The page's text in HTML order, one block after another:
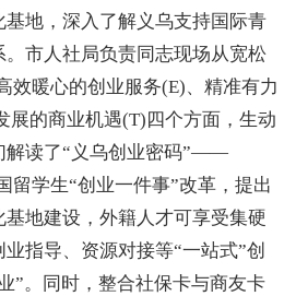
地，深入了解义乌支持国际青
市人社局负责同志现场从宽松
效暖心的创业服务(E)、精准有力
展的商业机遇(T)四个方面，生动
解读了“义乌创业密码”——
留学生“创业一件事”改革，提出
地建设，外籍人才可享受集硬
指导、资源对接等“一站式”创
”。同时，整合社保卡与商友卡